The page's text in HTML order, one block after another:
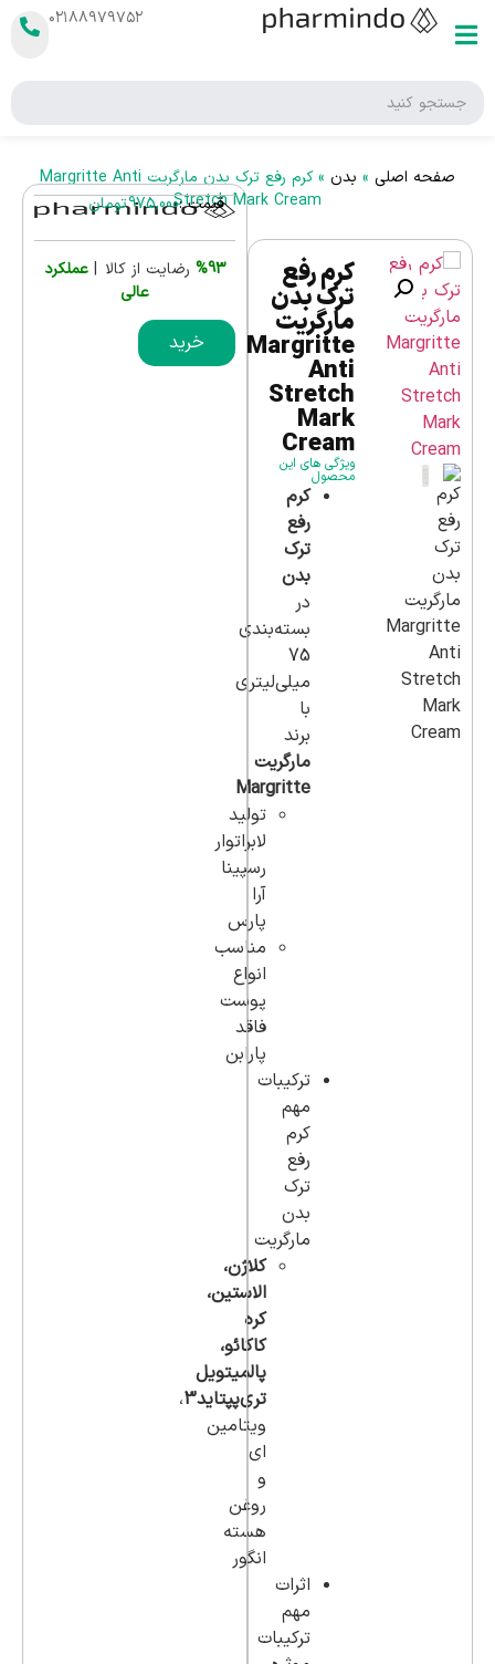
۰۲۱۸۸۹۷۹۷۵۲
صفحه اصلی » بدن »
کرم رفع ترک بدن مارگریت Margritte Anti
Stretch Mark Cream
کرم رفع
ترک بدن
مارگریت
Margritte
Anti
Stretch
Mark
Cream
ویژگی های این
محصول
کرم
رفع
ترک
بدن
در
بسته‌بندی
75
میلی‌لیتری
با
برند
مارگریت
Margritte
تولید
لابراتوار
رسپینا
آرا
پارس
مناسب
انواع
پوست
فاقد
پارابن
ترکیبات
مهم
کرم
رفع
ترک
بدن
مارگریت
کلاژن،
الاستین،
کره
کاکائو،
پالمیتویل
تری‌پپتاید3 ،
ویتامین
ای
و
روغن
هسته
انگور
اثرات
مهم
ترکیبات
قیمت :975,000تومان
%93 رضایت از کالا | عملکرد
عالی
خرید